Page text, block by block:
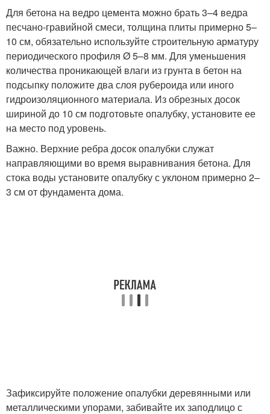
Для бетона на ведро цемента можно брать 3–4 ведра
песчано-гравийной смеси, толщина плиты примерно 5–
10 см, обязательно используйте строительную арматуру
периодического профиля Ø 5–8 мм. Для уменьшения
количества проникающей влаги из грунта в бетон на
подсыпку положите два слоя рубероида или иного
гидроизоляционного материала. Из обрезных досок
шириной до 10 см подготовьте опалубку, установите ее
на место под уровень.
Важно. Верхние ребра досок опалубки служат
направляющими во время выравнивания бетона. Для
стока воды установите опалубку с уклоном примерно 2–
3 см от фундамента дома.
Зафиксируйте положение опалубки деревянными или
металлическими упорами, забивайте их заподлицо с